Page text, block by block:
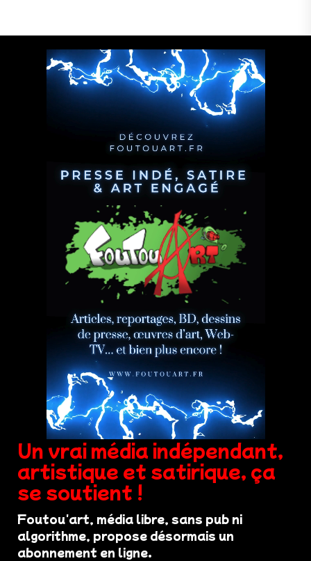
Un vrai média indépendant,
artistique et satirique, ça
se soutient !
Foutou'art, média libre, sans pub ni
algorithme, propose désormais un
abonnement en ligne.